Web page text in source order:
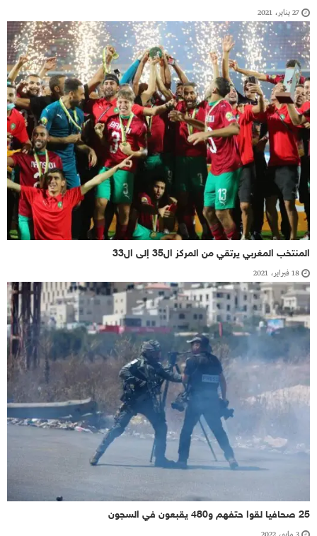
27 يناير، 2021
المنتخب المغربي يرتقي من المركز ال35 إلى ال33
18 فبراير، 2021
25 صحافيا لقوا حتفهم و480 يقبعون في السجون